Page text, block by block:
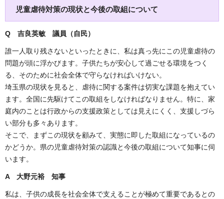
児童虐待対策の現状と今後の取組について
Q 吉良英敏 議員（自民）
誰一人取り残さないといったときに、私は真っ先にこの児童虐待の
問題が頭に浮かびます。子供たちが安心して過ごせる環境をつく
る、そのために社会全体で守らなければいけない。
埼玉県の現状を見ると、虐待に関する案件は切実な課題を抱えてい
ます。全国に先駆けてこの取組をしなければなりません。特に、家
庭内のことは行政からの支援政策としては見えにくく、支援しづら
い部分も多々あります。
そこで、まずこの現状を顧みて、実態に即した取組になっているの
かどうか。県の児童虐待対策の認識と今後の取組について知事に伺
います。
A 大野元裕 知事
私は、子供の成長を社会全体で支えることが極めて重要であるとの